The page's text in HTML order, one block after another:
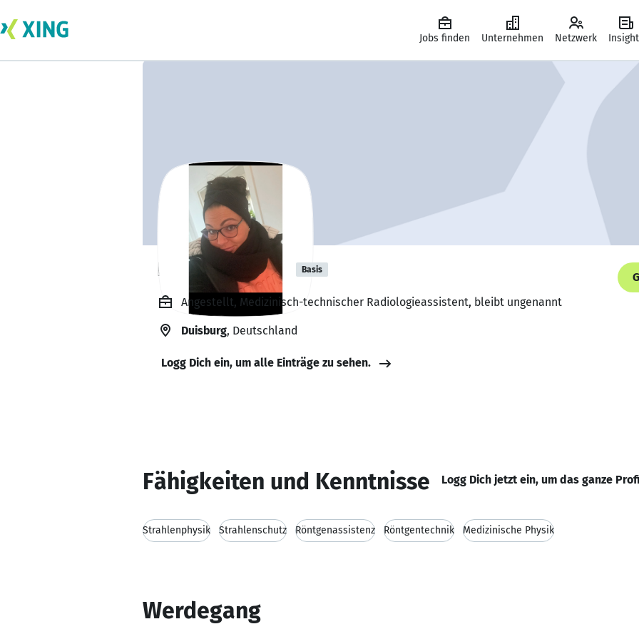
Jobs finden Unternehmen Netzwerk
Bianca Seleem Basis
Angestellt, Medizinisch-technischer Radiologieassistent, bleibt ungenannt
Duisburg, Deutschland
Logg Dich ein, um alle Einträge zu sehen.
Fähigkeiten und Kenntnisse Logg Dich jetzt ein, um das ganze
Strahlenphysik Strahlenschutz Röntgenassistenz Röntgentechnik Medizinische Physik
Werdegang